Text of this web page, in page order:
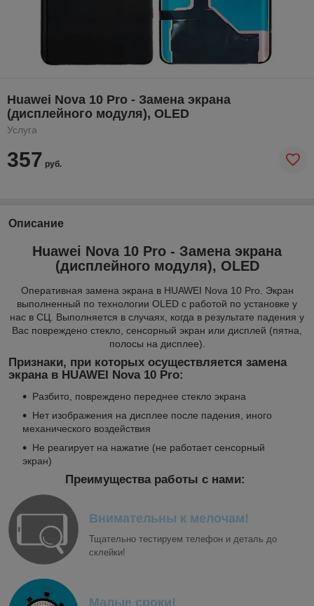
Huawei Nova 10 Pro - Замена экрана
(дисплейного модуля), OLED
Услуга
357 руб.
Описание
Huawei Nova 10 Pro - Замена экрана
(дисплейного модуля), OLED
Оперативная замена экрана в HUAWEI Nova 10 Pro. Экран
выполненный по технологии OLED с работой по установке у
нас в СЦ. Выполняется в случаях, когда в результате падения у
Вас повреждено стекло, сенсорный экран или дисплей (пятна,
полосы на дисплее).
Признаки, при которых осуществляется замена
экрана в HUAWEI Nova 10 Pro:
Разбито, повреждено переднее стекло экрана
Нет изображения на дисплее после падения, иного
механического воздействия
Не реагирует на нажатие (не работает сенсорный
экран)
Преимущества работы с нами:
Внимательны к мелочам!
Тщательно тестируем телефон и деталь до
склейки!
Малые сроки!